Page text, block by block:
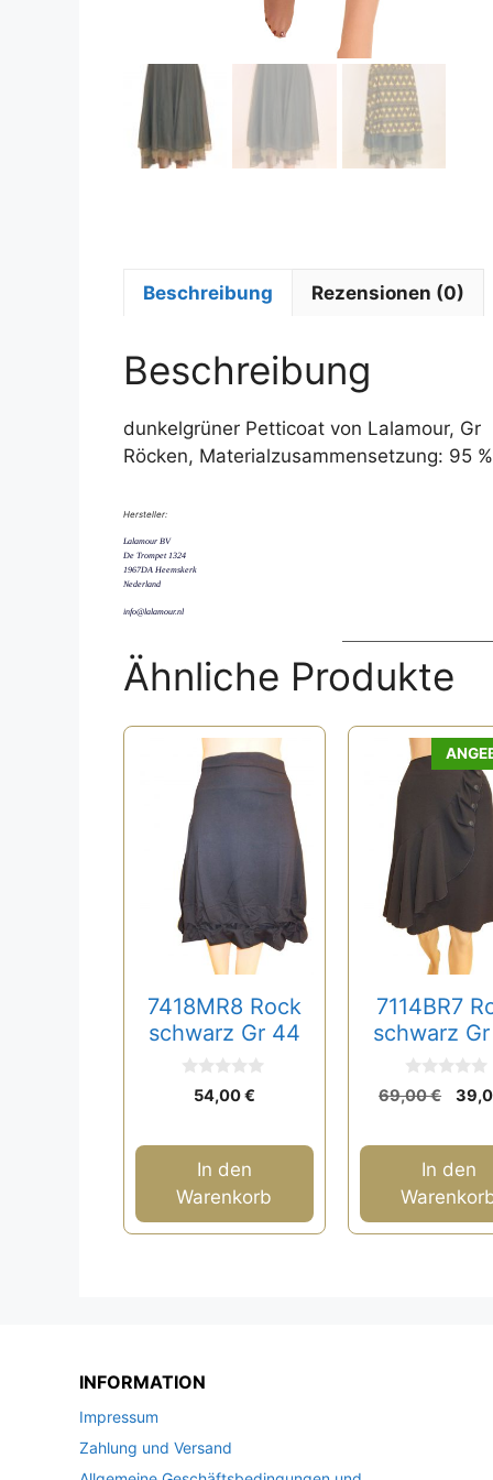
Beschreibung Rezensionen (0)
Beschreibung
dunkelgrüner Petticoat von Lalamour,
Röcken, Materialzusammensetzung: 95
Hersteller:
Lalamour BV
De Trompet 1324
1967DA Heemskerk
Nederland
info@lalamour.nl
Ähnliche Produkte
7418MR8 Rock
schwarz Gr 44
5
54,00€
In den
Warenkorb
7114BR7
schwarz
0
v
5
69,00€
war:
In den
INFORMATION
Impressum
Zahlung und Versand